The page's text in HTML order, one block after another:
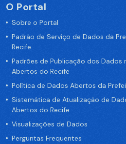
O Portal
Sobre o Portal
Padrão de Serviço de Dados da
Recife
Padrões de Publicação dos Dados
Abertos do Recife
Política de Dados Abertos da
Sistemática de Atualização de
Abertos do Recife
Visualizações de Dados
Perguntas Frequentes